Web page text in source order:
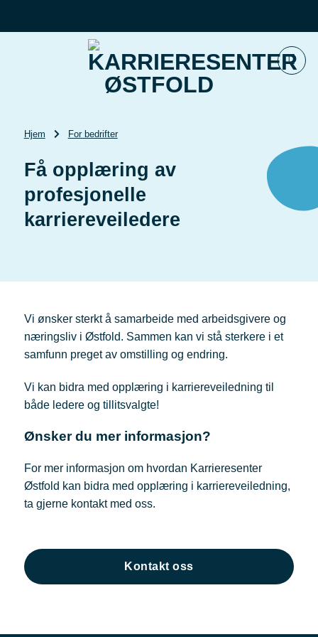
Hjem For bedrifter
Få opplæring av
profesjonelle
karriereveiledere
Vi ønsker sterkt å samarbeide med arbeidsgivere og
næringsliv i Østfold. Sammen kan vi stå sterkere i et
samfunn preget av omstilling og endring.
Vi kan bidra med opplæring i karriereveiledning til
både ledere og tillitsvalgte!
Ønsker du mer informasjon?
For mer informasjon om hvordan Karrieresenter
Østfold kan bidra med opplæring i karriereveiledning,
ta gjerne kontakt med oss.
Kontakt oss